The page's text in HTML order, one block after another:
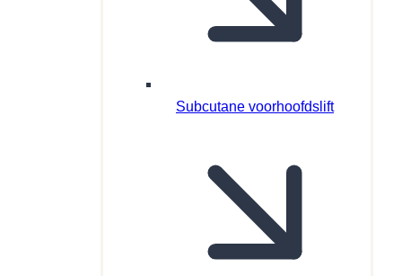
Subcutane voorhoofdslift